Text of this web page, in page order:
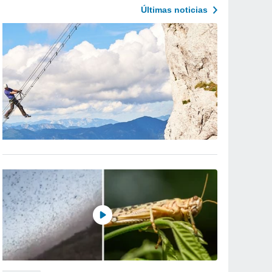
Últimas noticias